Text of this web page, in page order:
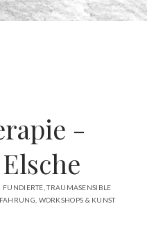
-
FUNDIERTE, TRAUMASENSIBLE
WORKSHOPS & KUNST